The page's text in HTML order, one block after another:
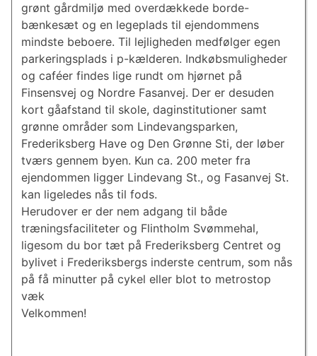
grønt gårdmiljø med overdækkede borde-
bænkesæt og en legeplads til ejendommens
mindste beboere. Til lejligheden medfølger egen
parkeringsplads i p-kælderen. Indkøbsmuligheder
og caféer findes lige rundt om hjørnet på
Finsensvej og Nordre Fasanvej. Der er desuden
kort gåafstand til skole, daginstitutioner samt
grønne områder som Lindevangsparken,
Frederiksberg Have og Den Grønne Sti, der løber
tværs gennem byen. Kun ca. 200 meter fra
ejendommen ligger Lindevang St., og Fasanvej St.
kan ligeledes nås til fods.
Herudover er der nem adgang til både
træningsfaciliteter og Flintholm Svømmehal,
ligesom du bor tæt på Frederiksberg Centret og
bylivet i Frederiksbergs inderste centrum, som nås
på få minutter på cykel eller blot to metrostop
væk
Velkommen!